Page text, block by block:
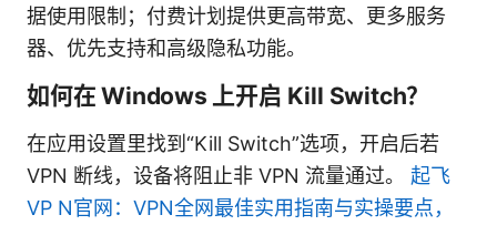
据使用限制；付费计划提供更高带宽、更多服务
器、优先支持和高级隐私功能。
如何在 Windows 上开启 Kill Switch？
在应用设置里找到“Kill Switch”选项，开启后若
VPN 断线，设备将阻止非 VPN 流量通过。 起飞
VP N官网：VPN全网最佳实用指南与实操要点，